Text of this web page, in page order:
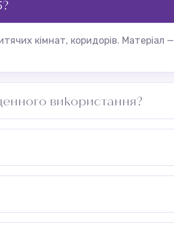
кімнат, коридорів. Матеріал —
використання?